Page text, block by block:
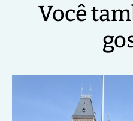
Você